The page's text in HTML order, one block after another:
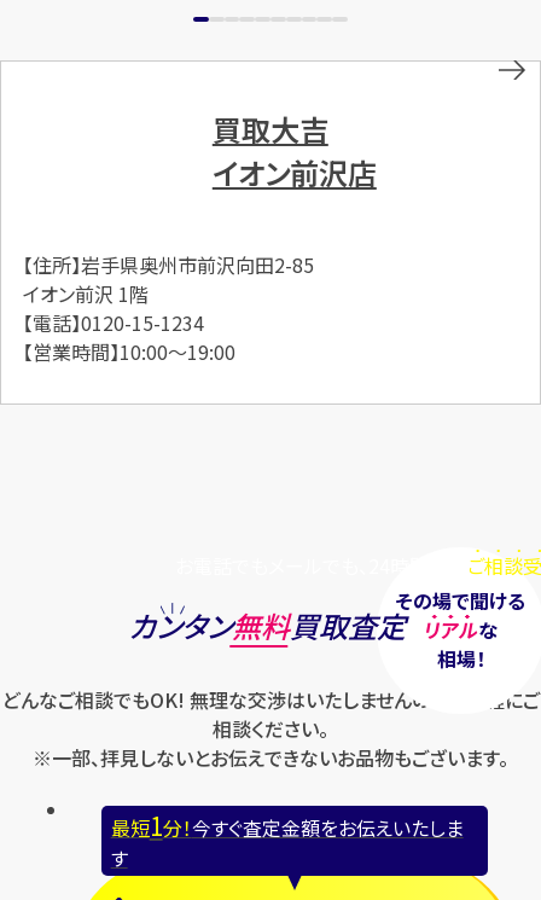
買取大吉
イオン前沢店
【住所】岩手県奥州市前沢向田2-85
イオン前沢 1階
【電話】0120-15-1234
【営業時間】10:00～19:00
ご相談
その場で聞ける
リアルな
相場！
カンタン無料買取査定
どんなご相談でもOK! 無理な交渉はいたしませんのでお気軽にご
相談ください。
※一部、拝見しないとお伝えできないお品物もございます。
最短1分！今すぐ査定金額をお伝えいたしま
す